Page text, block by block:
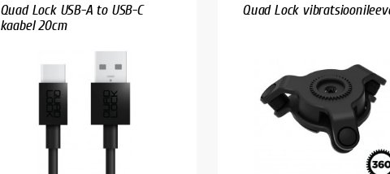
Quad Lock USB-A to USB-C
kaabel 20cm
Quad Lock